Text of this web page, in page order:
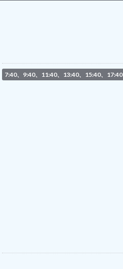
7:40、9:40、11:40、13:40、15:40、17:40